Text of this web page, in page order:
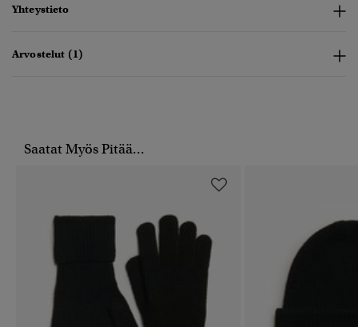
Yhteystieto
Arvostelut (1)
Saatat Myös Pitää...